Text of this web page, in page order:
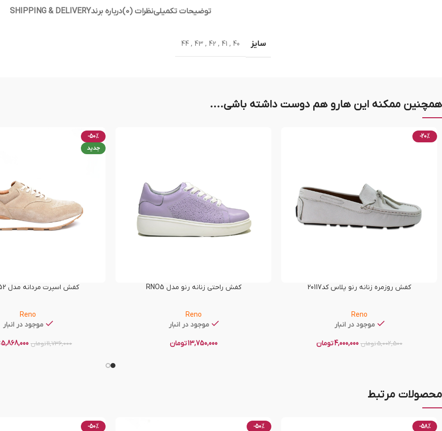
توضیحات تکمیلینظرات (0) درباره برندSHIPPING & DELIVERY
سایز 40
,
41
,
42
,
43
,
44
همچنین ممکنه این هارو هم دوست داشته باشی....
-20%
کفش روزمره زنانه رنو پلاس کد20117
Reno
موجود در انبار
5,002,500تومان 4,000,000تومان
کفش راحتی زنانه رنو مدل RNO5
Reno
موجود در انبار
13,750,000تومان
-50%
جدید
کفش اسپرت مردانه مدل RNO-T52
Reno
موجود در انبار
11,736,000تومان 5,868,000
محصولات مرتبط
-58%
-50%
-50%